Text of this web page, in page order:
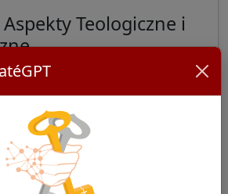
Teologiczne i
Pastoralna
i symboliczne wybory tej
zarysowują się już
pontyfikatu Leona XIV.
podkreślają